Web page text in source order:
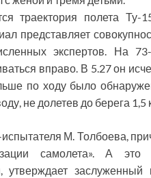
траектория полета Ту-
представляет
экспертов. На
вправо. В 5.27 он
по ходу было
не долетев до берега 1,5
М. Толбоева,
самолета». А это
утверждает